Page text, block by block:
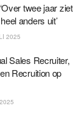
twee jaar ziet
anders uit’
2025
Sales Recruiter,
Recruition op